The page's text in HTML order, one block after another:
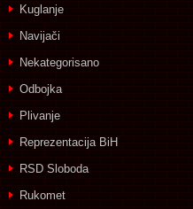
Kuglanje
Navijači
Nekategorisano
Odbojka
Plivanje
Reprezentacija BiH
RSD Sloboda
Rukomet